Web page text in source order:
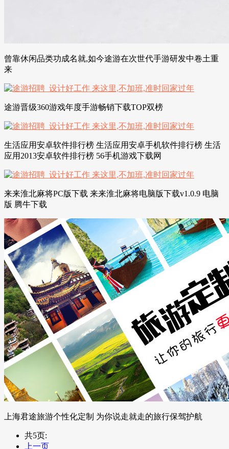
曾靠休闲品类功成名就,如今途游在次世代手游研发中卷土重
来
途游晋级360游戏年度手游畅销下载TOP双榜
生活应用安卓软件排行榜 生活应用安卓手机软件排行榜 生活
应用2013安卓软件排行榜 56手机游戏下载网
来来淮北麻将PC版下载 来来淮北麻将电脑版下载v1.0.9 电脑
版 腾牛下载
上海君途旅游个性化定制 为你说走就走的旅行保驾护航
共5页:
上一页